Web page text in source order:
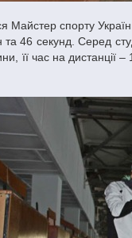
та 46 секунд. Серед
її час на